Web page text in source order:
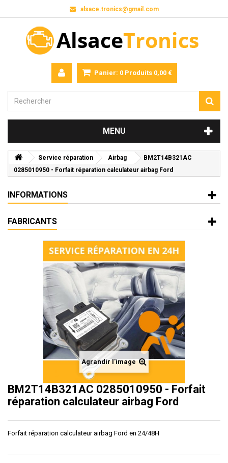
alsace.tronics@gmail.com
Panier: 0 Produits 0,00 €
MENU
Service réparation Airbag
BM2T14B321AC
0285010950 - Forfait réparation calculateur airbag Ford
INFORMATIONS
FABRICANTS
Agrandir l'image
BM2T14B321AC 0285010950 - Forfait
réparation calculateur airbag Ford
Forfait réparation calculateur airbag Ford en 24/48H